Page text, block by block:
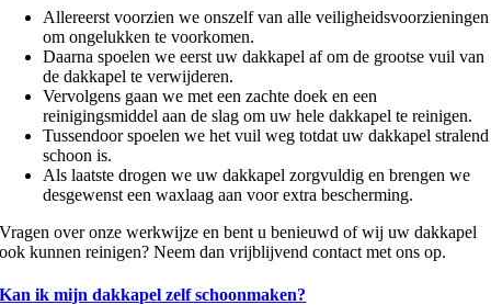
Allereerst voorzien we onszelf van alle veiligheidsvoorzieningen
om ongelukken te voorkomen.
Daarna spoelen we eerst uw dakkapel af om de grootse vuil van
de dakkapel te verwijderen.
Vervolgens gaan we met een zachte doek en een
reinigingsmiddel aan de slag om uw hele dakkapel te reinigen.
Tussendoor spoelen we het vuil weg totdat uw dakkapel stralend
schoon is.
Als laatste drogen we uw dakkapel zorgvuldig en brengen we
desgewenst een waxlaag aan voor extra bescherming.
Vragen over onze werkwijze en bent u benieuwd of wij uw dakkapel
ook kunnen reinigen? Neem dan vrijblijvend contact met ons op.
Kan ik mijn dakkapel zelf schoonmaken?